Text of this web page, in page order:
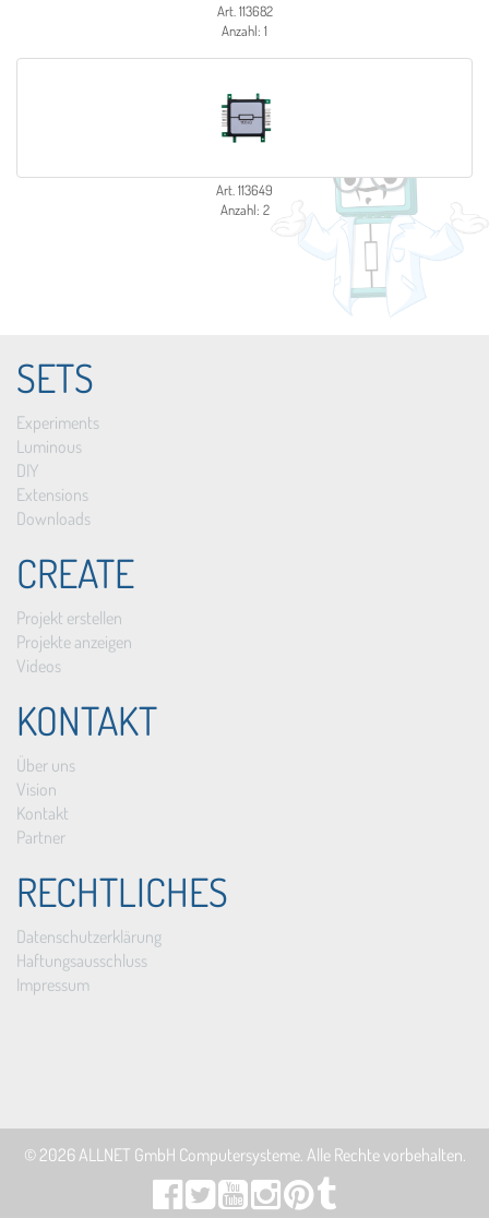
Art. 113682
Anzahl: 1
Art. 113649
Anzahl: 2
SETS
Experiments
Luminous
DIY
Extensions
Downloads
CREATE
Projekt erstellen
Projekte anzeigen
Videos
KONTAKT
Über uns
Vision
Kontakt
Partner
RECHTLICHES
Datenschutzerklärung
Haftungsausschluss
Impressum
© 2026ALLNET GmbH Computersysteme. Alle Rechte vorbehalten.